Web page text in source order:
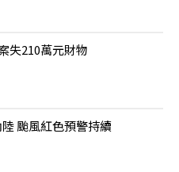
失210萬元財物
颱風紅色預警持續